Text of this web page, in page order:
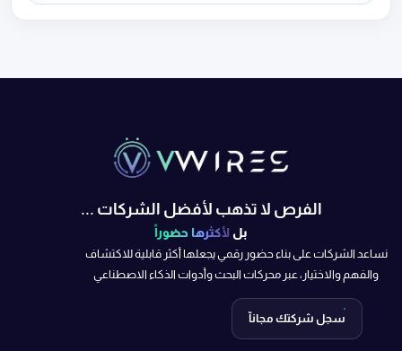
الفرص لا تذهب لأفضل الشركات ...
بل لأكثرها حضوراً
نساعد الشركات على بناء حضور رقمي يجعلها أكثر قابلية للاكتشاف
والفهم والاختيار، عبر محركات البحث وأدوات الذكاء الاصطناعي
سجل شركتك مجانآ